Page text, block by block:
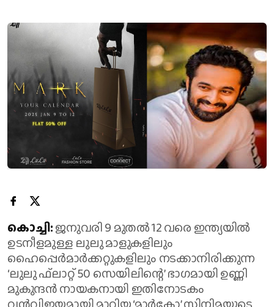
കൊച്ചി:ജനുവരി 9 മുതല്‍ 12 വരെ ഇന്ത്യയില്‍
ഉടനീളമുള്ള ലുലു മാളുകളിലും
ഹൈപ്പെര്‍മാര്‍ക്കറ്റുകളിലും നടക്കാനിരിക്കുന്ന
‘ലുലു ഫ്‌ലാറ്റ് 50 സെയിലിന്റെ’ ഭാഗമായി ഉണ്ണി
മുകുന്ദന്‍ നായകനായി ഇതിനോടകം